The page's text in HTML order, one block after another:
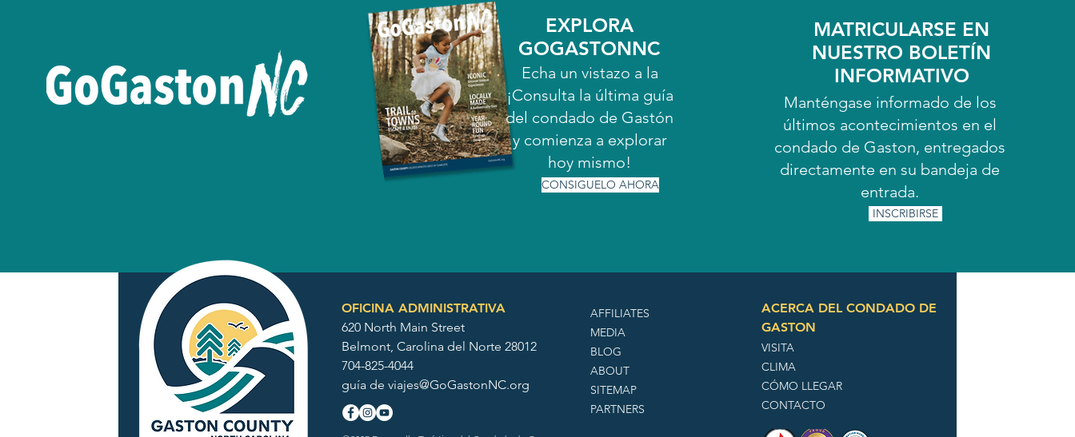
EXPLORA
GOGASTONNC
Echa un vistazo a la
¡Consulta la última guía
del condado de Gastón
y comienza a explorar
hoy mismo!
CONSIGUELO AHORA
MATRICULARSE EN
NUESTRO BOLETÍN
INFORMATIVO
Manténgase informado de los
últimos acontecimientos en el
condado de Gaston, entregados
directamente en su bandeja de
entrada.
INSCRIBIRSE
OFICINA ADMINISTRATIVA
620 North Main Street
Belmont, Carolina del Norte 28012
704-825-4044
guía de viajes@GoGastonNC.org
AFFILIATES
MEDIA
BLOG
ABOUT
SITEMAP
PARTNERS
ACERCA DEL CONDADO DE
GASTON
VISITA
CLIMA
CÓMO LLEGAR
CONTACTO